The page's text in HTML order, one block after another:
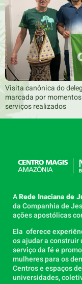
Visita canônica do
marcada por
serviços realizados
ARede Inaciana de
da Companhia de
ações apostólicas
Ela oferece
os ajudar a construir
serviço da fé e
mulheres para os
Centros e espaços
universidades,